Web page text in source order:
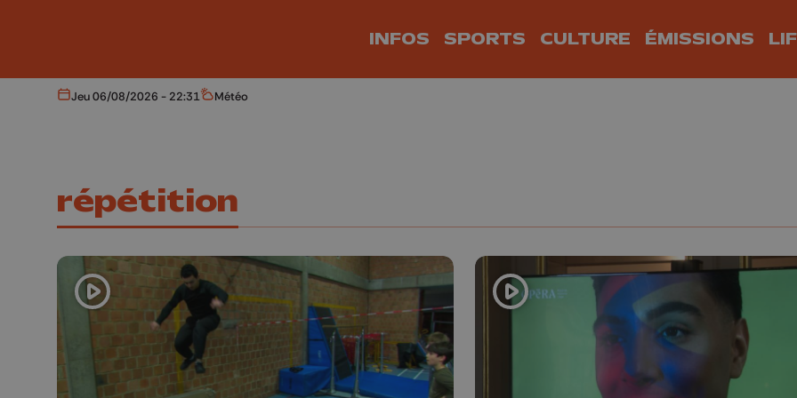
INFOS SPORTS CULTURE ÉMISSIONS
Aujourd'hui
Jeu 06/08/2026 - 22:31 Météo
Météo
répétition